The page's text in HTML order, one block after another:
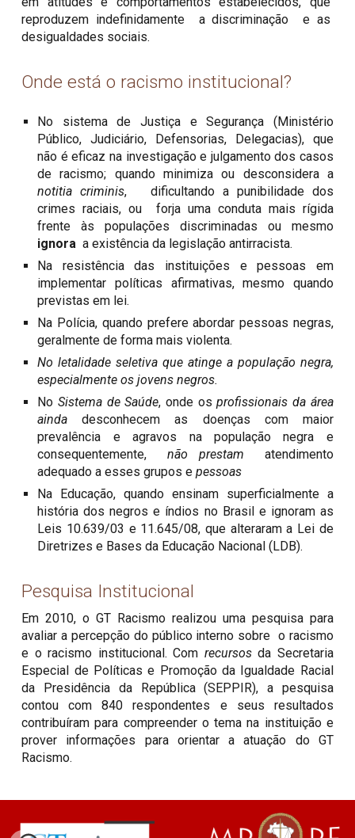
reproduzem indefinidamente a discriminação e as
desigualdades sociais.
Onde está o racismo institucional?
No sistema de Justiça e Segurança (Ministério
Público, Judiciário, Defensorias, Delegacias), que
não é eficaz na investigação e julgamento dos casos
de racismo; quando minimiza ou desconsidera a
notitia criminis, dificultando a punibilidade dos
crimes raciais, ou forja uma conduta mais rígida
frente às populações discriminadas ou mesmo
ignora a existência da legislação antirracista.
Na resistência das instituições e pessoas em
implementar políticas afirmativas, mesmo quando
previstas em lei.
Na Polícia, quando prefere abordar pessoas negras,
geralmente de forma mais violenta.
No letalidade seletiva que atinge a população negra,
especialmente os jovens negros.
No Sistema de Saúde, onde osprofissionais da área
ainda desconhecem as doenças com maior
prevalência e agravos na população negra e
consequentemente,
não prestam
atendimento
adequado a esses grupos e pessoas
Na Educação, quando ensinam superficialmente a
história dos negros e índios no Brasil e ignoram as
Leis 10.639/03 e 11.645/08, que alteraram a Lei de
Diretrizes e Bases da Educação Nacional (LDB).
Pesquisa Institucional
Em 2010, o GT Racismo realizou uma pesquisa para
avaliar a percepção do público interno sobre o racismo
e o racismo institucional. Com recursosda Secretaria
Especial de Políticas e Promoção da Igualdade Racial
da Presidência da República (SEPPIR), a pesquisa
contou com 840 respondentes e seus resultados
contribuíram para compreender o tema na instituição e
prover informações para orientar a atuação do GT
Racismo.